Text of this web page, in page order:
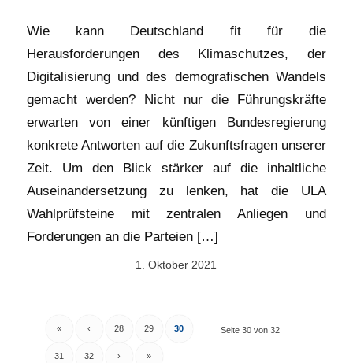
Wie kann Deutschland fit für die
Herausforderungen des Klimaschutzes, der
Digitalisierung und des demografischen Wandels
gemacht werden? Nicht nur die Führungskräfte
erwarten von einer künftigen Bundesregierung
konkrete Antworten auf die Zukunftsfragen unserer
Zeit. Um den Blick stärker auf die inhaltliche
Auseinandersetzung zu lenken, hat die ULA
Wahlprüfsteine mit zentralen Anliegen und
Forderungen an die Parteien […]
1. Oktober 2021
Seite 30 von 32
« ‹ 28 29 30
31 32 › »